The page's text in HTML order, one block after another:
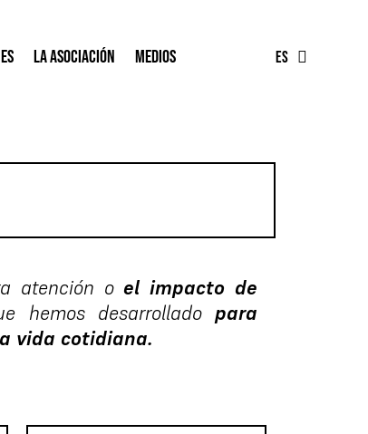
La asociación Medios ES
EN
atención oel impacto de
hemos desarrolladopara
vida cotidiana.